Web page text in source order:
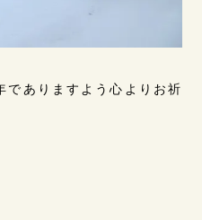
でありますよう心よりお祈